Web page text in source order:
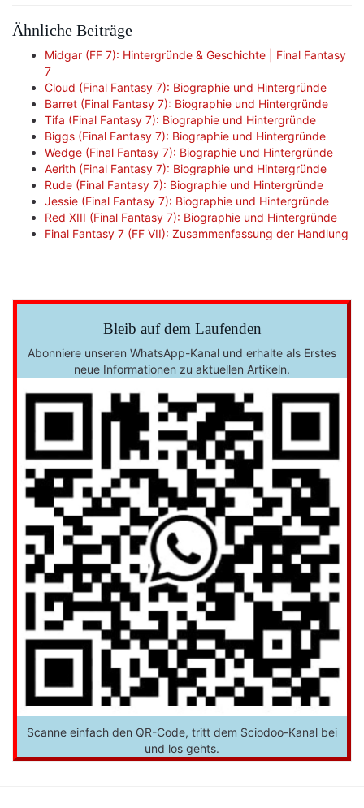
Ähnliche Beiträge
Midgar (FF 7): Hintergründe & Geschichte | Final Fantasy
7
Cloud (Final Fantasy 7): Biographie und Hintergründe
Barret (Final Fantasy 7): Biographie und Hintergründe
Tifa (Final Fantasy 7): Biographie und Hintergründe
Biggs (Final Fantasy 7): Biographie und Hintergründe
Wedge (Final Fantasy 7): Biographie und Hintergründe
Aerith (Final Fantasy 7): Biographie und Hintergründe
Rude (Final Fantasy 7): Biographie und Hintergründe
Jessie (Final Fantasy 7): Biographie und Hintergründe
Red XIII (Final Fantasy 7): Biographie und Hintergründe
Final Fantasy 7 (FF VII): Zusammenfassung der Handlung
Bleib auf dem Laufenden
Abonniere unseren WhatsApp-Kanal und erhalte als Erstes
neue Informationen zu aktuellen Artikeln.
Scanne einfach den QR-Code, tritt dem Sciodoo-Kanal bei
und los gehts.